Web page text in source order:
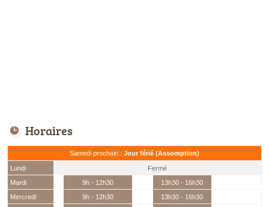
Horaires
Samedi prochain : Jour férié (Assomption)
Lundi
Fermé
Mardi
9h - 12h30
13h30 - 16h30
Mercredi
9h - 12h30
13h30 - 16h30